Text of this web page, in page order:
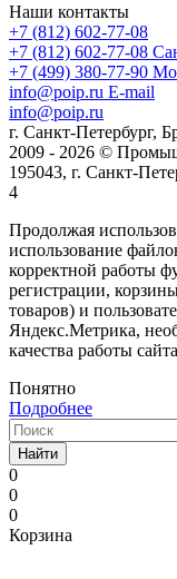
Наши контакты
+7 (812) 602-77-08
+7 (812) 602-77-08
+7 (499) 380-77-90
info@poip.ru E-mail
info@poip.ru
г. Санкт-Петербург,
2009 - 2026 ©
195043, г. Санкт-
4
Продолжая
использование
корректной работы
регистрации,
товаров) и
Яндекс.Метрика,
качества работы
Понятно
Подробнее
Найти
0
0
0
Корзина